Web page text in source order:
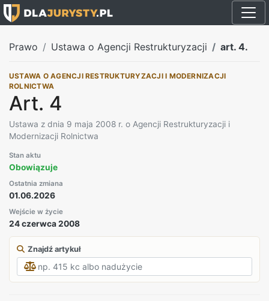
Prawo Ustawa o Agencji Restrukturyzacji art. 4.
USTAWA O AGENCJI RESTRUKTURYZACJI I MODERNIZACJI
ROLNICTWA
Art. 4
Ustawa z dnia 9 maja 2008 r. o Agencji Restrukturyzacji i
Modernizacji Rolnictwa
Stan aktu
Obowiązuje
Ostatnia zmiana
01.06.2026
Wejście w życie
24 czerwca 2008
Znajdź artykuł